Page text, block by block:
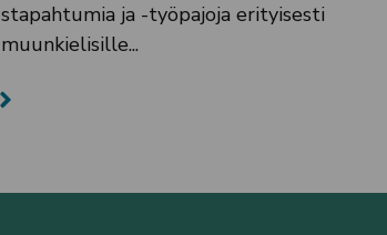
ja -työpajoja erityisesti